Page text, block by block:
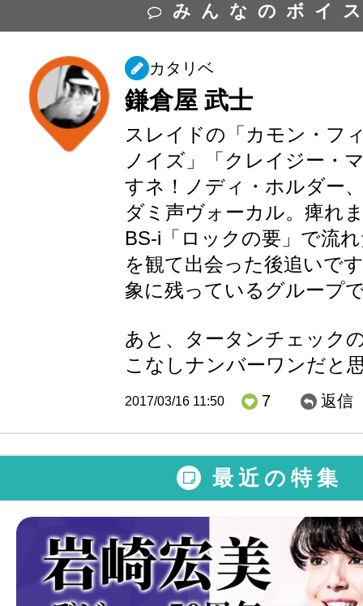
みんなのボイ
カタリベ
鎌倉屋 武士
スレイドの「カモン・フ
ノイズ」「クレイジー・
すネ！ノディ・ホルダー
ダミ声ヴォーカル。痺れ
BS-i「ロックの要」で流
を観て出会った後追いで
象に残っているグループ
あと、タータンチェック
こなしナンバーワンだと
2017/03/16 11:50 7 返信
最近の特集